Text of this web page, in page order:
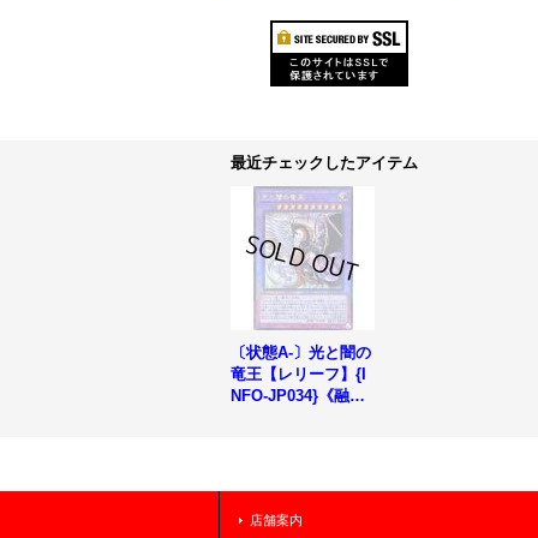
最近チェックしたアイテム
〔状態A-〕光と闇の
竜王【レリーフ】{I
NFO-JP034}《融
店舗案内